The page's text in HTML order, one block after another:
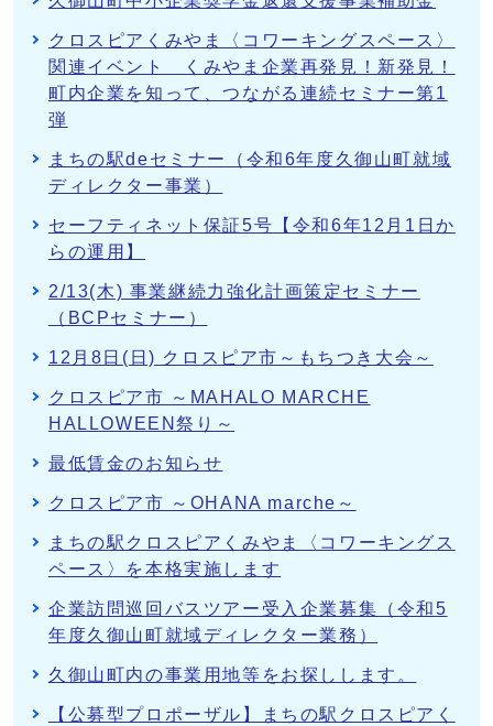
クロスピアくみやま〈コワーキングスペース〉
関連イベント くみやま企業再発見！新発見！
町内企業を知って、つながる連続セミナー第1
弾
まちの駅deセミナー（令和6年度久御山町就域
ディレクター事業）
セーフティネット保証5号【令和6年12月1日か
らの運用】
2/13(木) 事業継続力強化計画策定セミナー
（BCPセミナー）
12月8日(日) クロスピア市～もちつき大会～
クロスピア市 ～MAHALO MARCHE
HALLOWEEN祭り～
最低賃金のお知らせ
クロスピア市 ～OHANA marche～
まちの駅クロスピアくみやま〈コワーキングス
ペース〉を本格実施します
企業訪問巡回バスツアー受入企業募集（令和5
年度久御山町就域ディレクター業務）
久御山町内の事業用地等をお探しします。
【公募型プロポーザル】まちの駅クロスピアく